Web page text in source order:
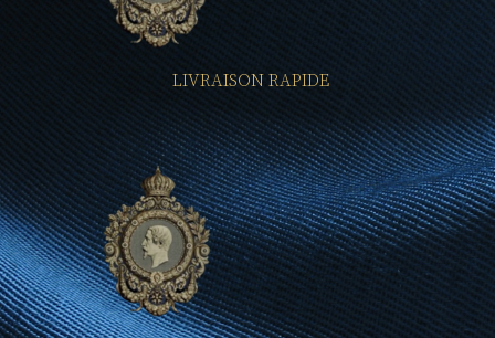
LIVRAISON RAPIDE